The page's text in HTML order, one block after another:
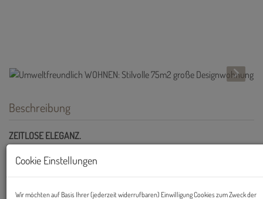
Beschreibung
ZEITLOSE ELEGANZ.
NEUBAU: Wunderschöne 2/3-Zimmer-Gartenwohnung ab sofort zu
kaufen!
Cookie Einstellungen
Wir möchten auf Basis Ihrer (jederzeit widerrufbaren) Einwilligung Cookies zum Zweck der